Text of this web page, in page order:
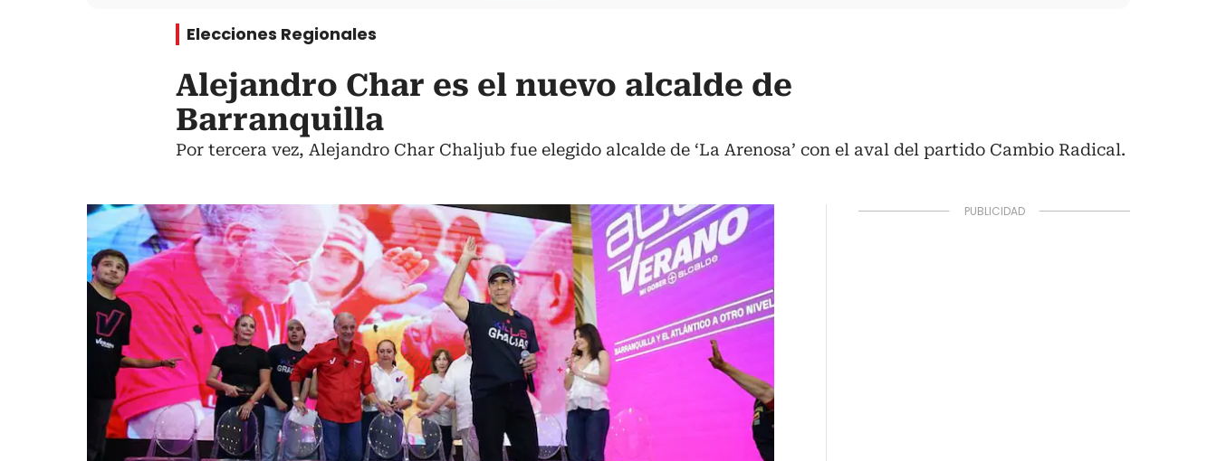
Elecciones Regionales
Alejandro Char es el nuevo alcalde de
Barranquilla
Por tercera vez, Alejandro Char Chaljub fue elegido alcalde de ‘La Arenosa’ con el aval del partido Cambio Radical.